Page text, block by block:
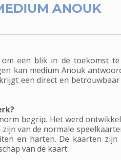
ANOUK
een blik in de toekomst
kan medium Anouk
een direct en
begrip. Het werd
van de normale
en harten. De kaarten
van de kaart.